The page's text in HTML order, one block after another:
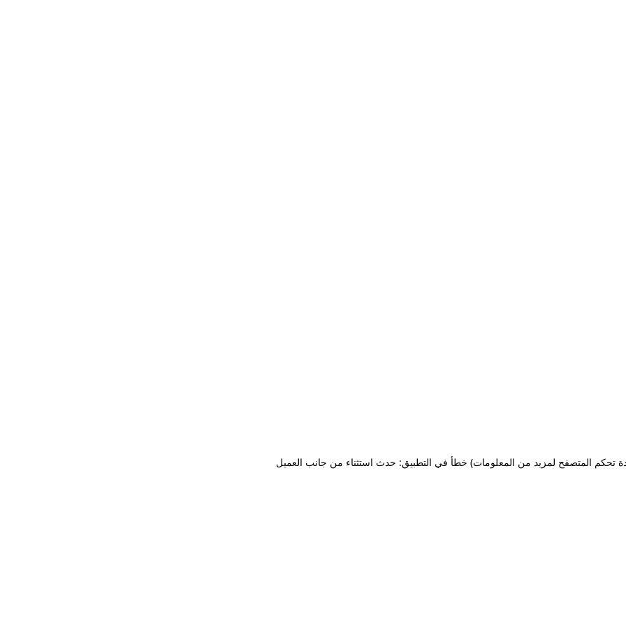
خطأ في التطبيق: حدث استثناء من جانب العميل تحكم المتصفح لمزيد من المعلومات)